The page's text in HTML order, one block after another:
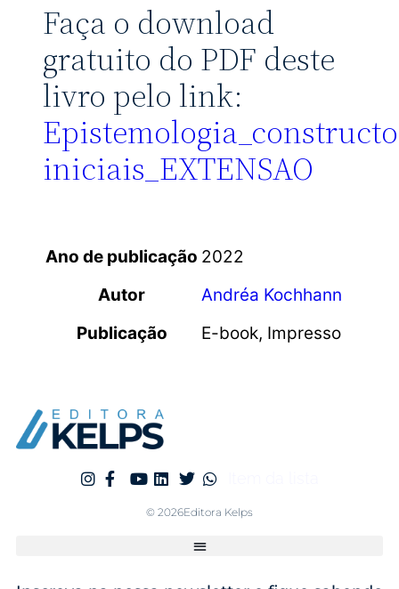
Faça o download
gratuito do PDF deste
livro pelo link:
iniciais_EXTENSAO
Ano de publicação 2022
Autor
Andréa Kochhann
Publicação
E-book, Impresso
© 2026Editora Kelps